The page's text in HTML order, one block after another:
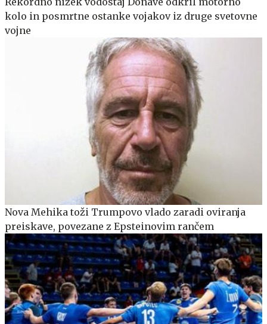
kolo in posmrtne ostanke vojakov iz druge svetovne
vojne
Nova Mehika toži Trumpovo vlado zaradi oviranja
preiskave, povezane z Epsteinovim rančem